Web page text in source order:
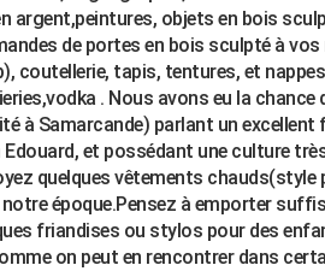
argent,peintures, objets en bois
de portes en bois sculpté à vos
coutellerie, tapis, tentures, et
. Nous avons eu la
à Samarcande) parlant un excellent
Edouard, et possédant une culture
quelques vêtements
époque.Pensez à emporter
friandises ou stylos pour des
on peut en rencontrer dans